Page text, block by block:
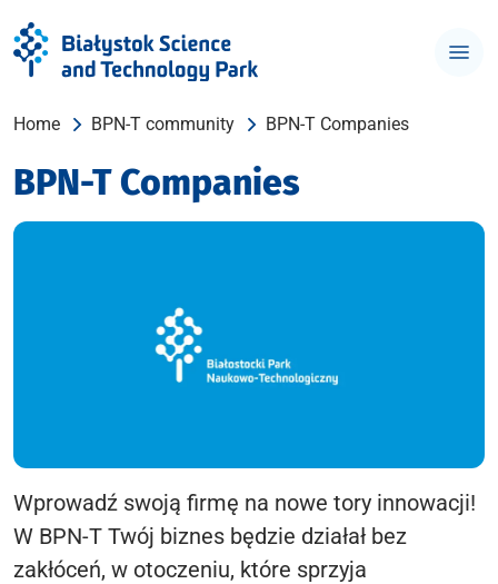
Home BPN-T community BPN-T Companies
BPN-T Companies
Wprowadź swoją firmę na nowe tory innowacji!
W BPN-T Twój biznes będzie działał bez
zakłóceń, w otoczeniu, które sprzyja